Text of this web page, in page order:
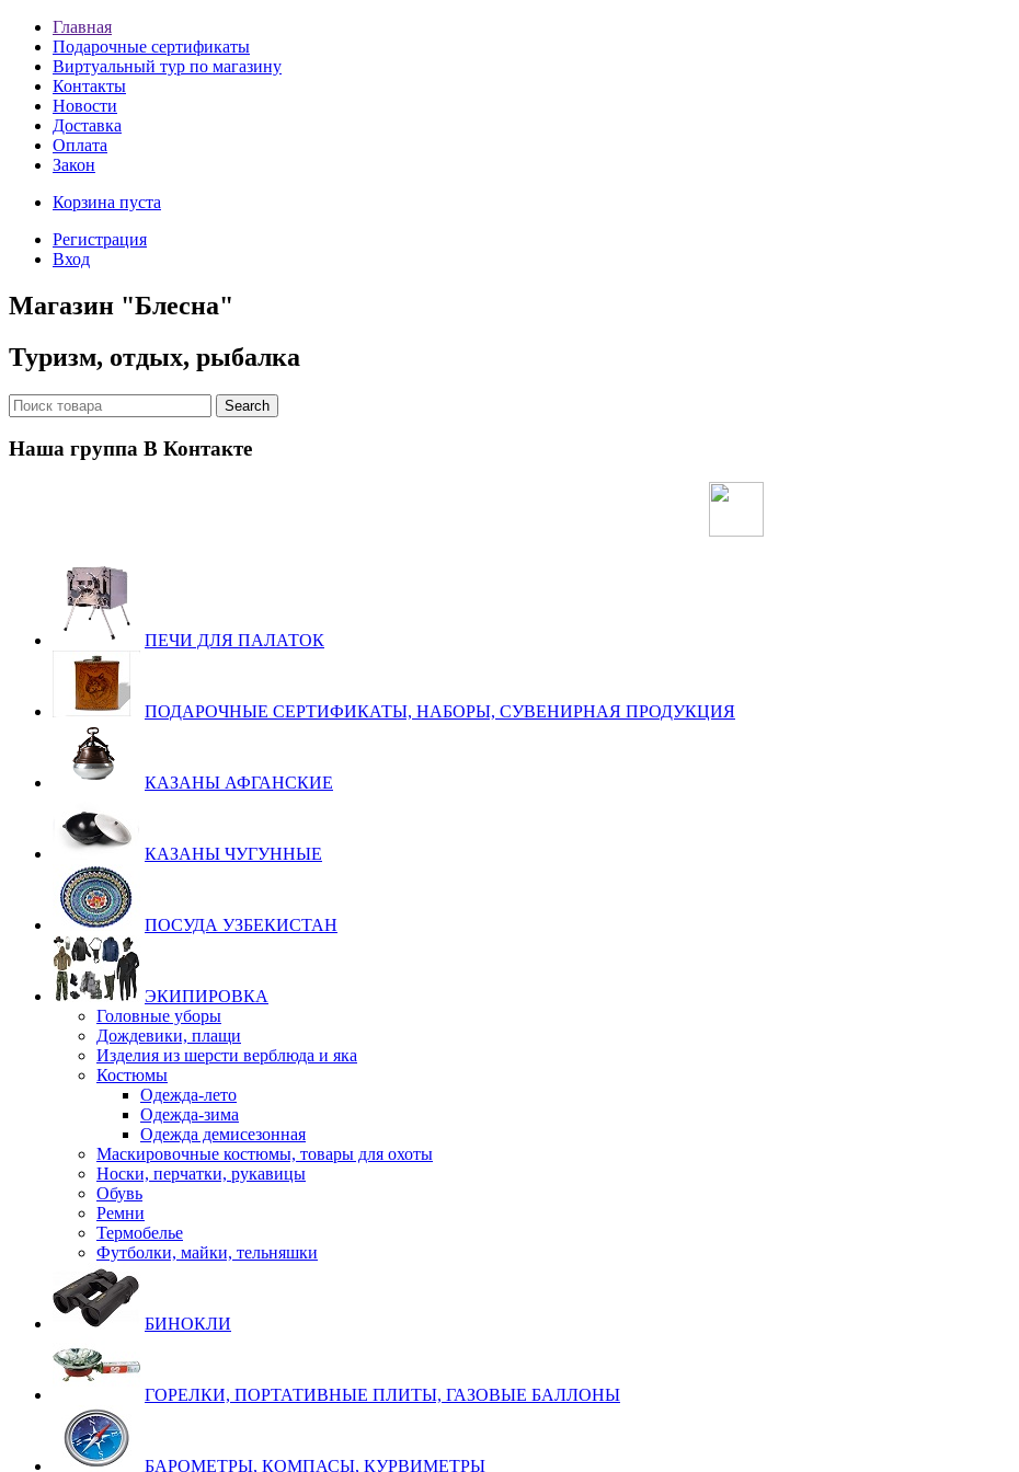
Главная
Подарочные сертификаты
Виртуальный тур по магазину
Контакты
Новости
Доставка
Оплата
Закон
Корзина пуста
Регистрация
Вход
Магазин "Блесна"
Туризм, отдых, рыбалка
Наша группа В Контакте
ПЕЧИ ДЛЯ ПАЛАТОК
ПОДАРОЧНЫЕ СЕРТИФИКАТЫ, НАБОРЫ, СУВЕНИРНАЯ ПРОДУКЦИЯ
КАЗАНЫ АФГАНСКИЕ
КАЗАНЫ ЧУГУННЫЕ
ПОСУДА УЗБЕКИСТАН
ЭКИПИРОВКА
Головные уборы
Дождевики, плащи
Изделия из шерсти верблюда и яка
Костюмы
Одежда-лето
Одежда-зима
Одежда демисезонная
Маскировочные костюмы, товары для охоты
Носки, перчатки, рукавицы
Обувь
Ремни
Термобелье
Футболки, майки, тельняшки
БИНОКЛИ
ГОРЕЛКИ, ПОРТАТИВНЫЕ ПЛИТЫ, ГАЗОВЫЕ БАЛЛОНЫ
БАРОМЕТРЫ, КОМПАСЫ, КУРВИМЕТРЫ